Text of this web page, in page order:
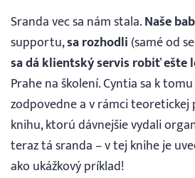
Slovenčina
Slovenčina
English
Sranda vec sa nám stala.Naše
supportu,sa rozhodli (samé od
sa dá klientský servis robiť ešte
Prahe na školení. Cyntia sa k
zodpovedne a v rámci teoretickej
knihu, ktorú dávnejšie vydali
teraz tá sranda – v tej knihe je
ako ukážkový príklad!